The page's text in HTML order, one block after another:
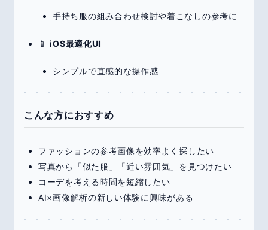
手持ち服の組み合わせ検討や着こなしの参考に
📱iOS最適化UI
シンプルで直感的な操作感
こんな方におすすめ
ファッションの参考画像を効率よく探したい
写真から「似た服」「近い雰囲気」を見つけたい
コーデを考える時間を短縮したい
AI×画像解析の新しい体験に興味がある